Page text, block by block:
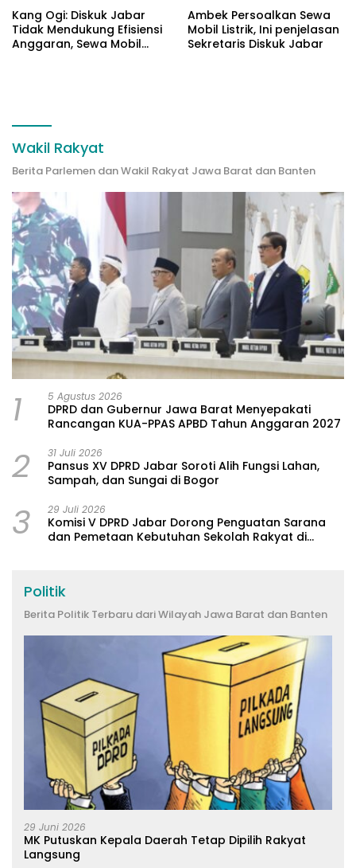
Kang Ogi: Diskuk Jabar
Tidak Mendukung Efisiensi
Anggaran, Sewa Mobil
Ambek Persoalkan Sewa
Mobil Listrik, Ini penjelasan
Sekretaris Diskuk Jabar
Wakil Rakyat
Berita Parlemen dan Wakil Rakyat Jawa Barat dan Banten
1 5 Agustus 2026
DPRD dan Gubernur Jawa Barat Menyepakati
Rancangan KUA-PPAS APBD Tahun Anggaran 2027
2 31 Juli 2026
Pansus XV DPRD Jabar Soroti Alih Fungsi Lahan,
Sampah, dan Sungai di Bogor
3 29 Juli 2026
Komisi V DPRD Jabar Dorong Penguatan Sarana
dan Pemetaan Kebutuhan Sekolah Rakyat di
Politik
Berita Politik Terbaru dari Wilayah Jawa Barat dan Banten
29 Juni 2026
MK Putuskan Kepala Daerah Tetap Dipilih Rakyat
Langsung